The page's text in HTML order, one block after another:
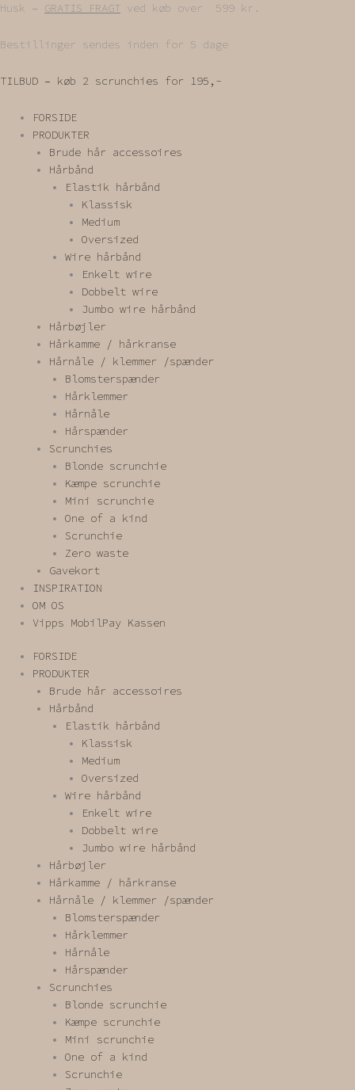
Gå
indholdet
Husk – GRATIS FRAGT ved køb over 599 kr.
Bestillinger sendes inden for 5 dage
TILBUD – køb 2 scrunchies for 195,-
FORSIDE
PRODUKTER
Brude hår accessoires
Hårbånd
Elastik hårbånd
Klassisk
Medium
Oversized
Wire hårbånd
Enkelt wire
Dobbelt wire
Jumbo wire hårbånd
Hårbøjler
Hårkamme / hårkranse
Hårnåle / klemmer /spænder
Blomsterspænder
Hårklemmer
Hårnåle
Hårspænder
Scrunchies
Blonde scrunchie
Kæmpe scrunchie
Mini scrunchie
One of a kind
Scrunchie
Zero waste
Gavekort
INSPIRATION
OM OS
Vipps MobilPay Kassen
FORSIDE
PRODUKTER
Brude hår accessoires
Hårbånd
Elastik hårbånd
Klassisk
Medium
Oversized
Wire hårbånd
Enkelt wire
Dobbelt wire
Jumbo wire hårbånd
Hårbøjler
Hårkamme / hårkranse
Hårnåle / klemmer /spænder
Blomsterspænder
Hårklemmer
Hårnåle
Hårspænder
Scrunchies
Blonde scrunchie
Kæmpe scrunchie
Mini scrunchie
One of a kind
Scrunchie